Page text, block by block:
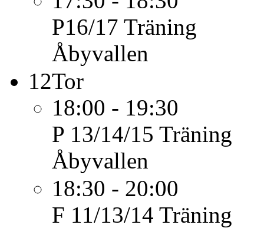
P16/17 Träning
Åbyvallen
12Tor
18:00 - 19:30
P 13/14/15 Träning
Åbyvallen
18:30 - 20:00
F 11/13/14 Träning